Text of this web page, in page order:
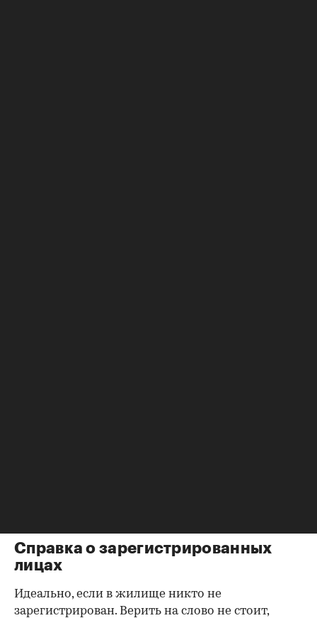
Справка о зарегистрированных
лицах
Идеально, если в жилище никто не
зарегистрирован. Верить на слово не стоит,